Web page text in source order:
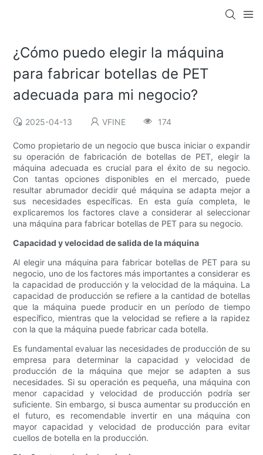
¿Cómo puedo elegir la máquina
para fabricar botellas de PET
adecuada para mi negocio?
2025-04-13 VFINE 174
Como propietario de un negocio que busca iniciar o expandir
su operación de fabricación de botellas de PET, elegir la
máquina adecuada es crucial para el éxito de su negocio.
Con tantas opciones disponibles en el mercado, puede
resultar abrumador decidir qué máquina se adapta mejor a
sus necesidades específicas. En esta guía completa, le
explicaremos los factores clave a considerar al seleccionar
una máquina para fabricar botellas de PET para su negocio.
Capacidad y velocidad de salida de la máquina
Al elegir una máquina para fabricar botellas de PET para su
negocio, uno de los factores más importantes a considerar es
la capacidad de producción y la velocidad de la máquina. La
capacidad de producción se refiere a la cantidad de botellas
que la máquina puede producir en un período de tiempo
específico, mientras que la velocidad se refiere a la rapidez
con la que la máquina puede fabricar cada botella.
Es fundamental evaluar las necesidades de producción de su
empresa para determinar la capacidad y velocidad de
producción de la máquina que mejor se adapten a sus
necesidades. Si su operación es pequeña, una máquina con
menor capacidad y velocidad de producción podría ser
suficiente. Sin embargo, si busca aumentar su producción en
el futuro, es recomendable invertir en una máquina con
mayor capacidad y velocidad de producción para evitar
cuellos de botella en la producción.